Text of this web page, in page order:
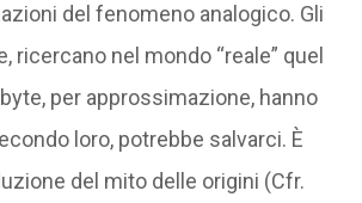
del fenomeno analogico. Gli
ricercano nel mondo “reale” quel
per approssimazione, hanno
loro, potrebbe salvarci. È
del mito delle origini (Cfr.